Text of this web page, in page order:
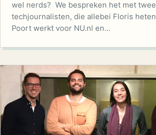
wel nerds? We bespreken het met twee
techjournalisten, die allebei Floris
Poort werkt voor NU.nl en…